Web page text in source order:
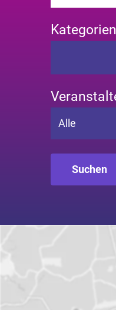
Kategorien
Alle